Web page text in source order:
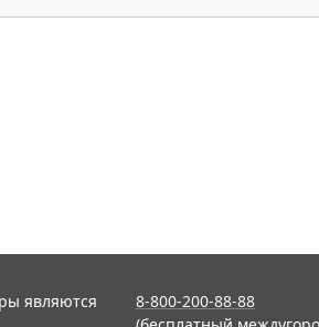
являются
8-800-200-88-88